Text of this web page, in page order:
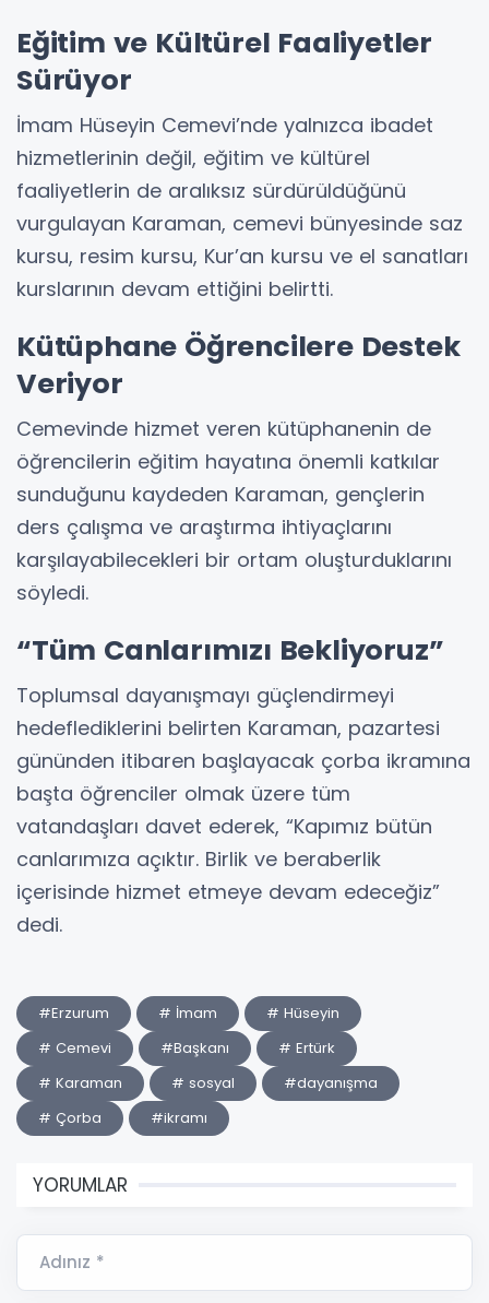
Eğitim ve Kültürel Faaliyetler
Sürüyor
İmam Hüseyin Cemevi’nde yalnızca ibadet
hizmetlerinin değil, eğitim ve kültürel
faaliyetlerin de aralıksız sürdürüldüğünü
vurgulayan Karaman, cemevi bünyesinde saz
kursu, resim kursu, Kur’an kursu ve el sanatları
kurslarının devam ettiğini belirtti.
Kütüphane Öğrencilere Destek
Veriyor
Cemevinde hizmet veren kütüphanenin de
öğrencilerin eğitim hayatına önemli katkılar
sunduğunu kaydeden Karaman, gençlerin
ders çalışma ve araştırma ihtiyaçlarını
karşılayabilecekleri bir ortam oluşturduklarını
söyledi.
“Tüm Canlarımızı Bekliyoruz”
Toplumsal dayanışmayı güçlendirmeyi
hedeflediklerini belirten Karaman, pazartesi
gününden itibaren başlayacak çorba ikramına
başta öğrenciler olmak üzere tüm
vatandaşları davet ederek, “Kapımız bütün
canlarımıza açıktır. Birlik ve beraberlik
içerisinde hizmet etmeye devam edeceğiz”
dedi.
#Erzurum # İmam
# Hüseyin
# Cemevi
#Başkanı
# Ertürk
# Karaman
# sosyal
#dayanışma
# Çorba
#ikramı
YORUMLAR
Adınız *